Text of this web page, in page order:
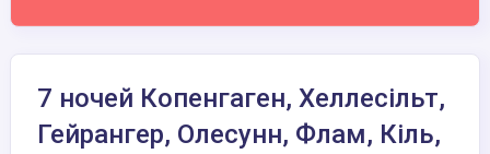
7 ночей Копенгаген, Хеллесільт,
Гейрангер, Олесунн, Флам, Кіль,